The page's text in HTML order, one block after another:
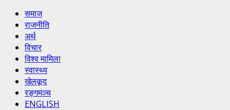
समाज
राजनीति
अर्थ
विचार
विश्व मामिला
स्वास्थ्य
खेलकूद
रङ्गमञ्च
ENGLISH